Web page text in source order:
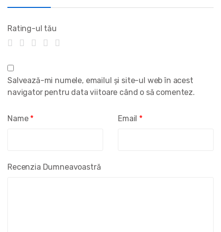
Rating-ul tău
Recenzia Dumneavoastră
Name * Email *
Salvează-mi numele, emailul și site-ul web în acest
navigator pentru data viitoare când o să comentez.